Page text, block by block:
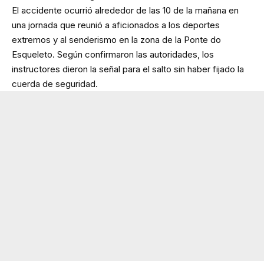
El accidente ocurrió alrededor de las 10 de la mañana en
una jornada que reunió a aficionados a los deportes
extremos y al senderismo en la zona de la Ponte do
Esqueleto. Según confirmaron las autoridades, los
instructores dieron la señal para el salto sin haber fijado la
cuerda de seguridad.